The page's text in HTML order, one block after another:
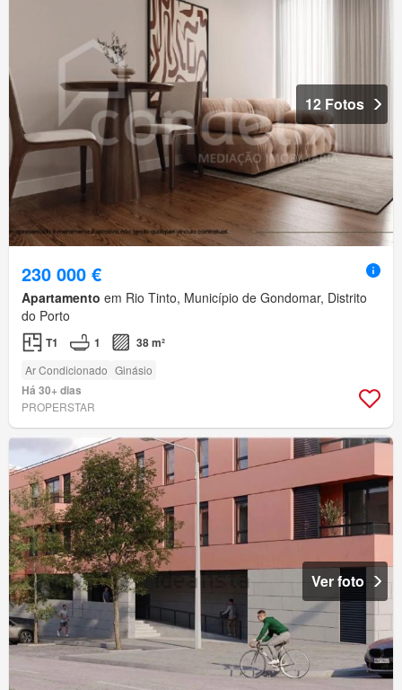
12 Fotos
230 000 €
Apartamento em Rio Tinto, Município de Gondomar, Distrito
do Porto
T1 1 38 m²
Ar Condicionado Ginásio
Há 30+ dias
PROPERSTAR
Ver foto